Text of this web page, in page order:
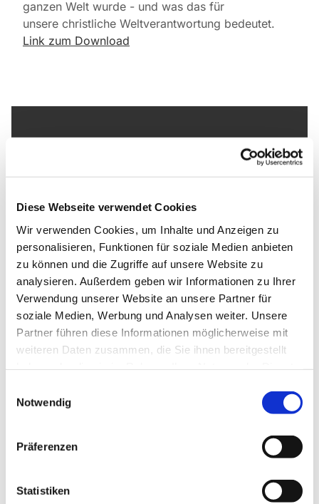
Diese Webseite verwendet Cookies
Wir verwenden Cookies, um Inhalte und Anzeigen zu
personalisieren, Funktionen für soziale Medien anbieten
zu können und die Zugriffe auf unsere Website zu
analysieren. Außerdem geben wir Informationen zu Ihrer
Verwendung unserer Website an unsere Partner für
soziale Medien, Werbung und Analysen weiter. Unsere
Partner führen diese Informationen möglicherweise mit
weiteren Daten zusammen, die Sie ihnen bereitgestellt
Notwendig
Präferenzen
Statistiken
ganzen Welt wurde - und was das für
unsere christliche Weltverantwortung bedeutet.
Link zum Download
Dies könnte Sie auch
interessieren